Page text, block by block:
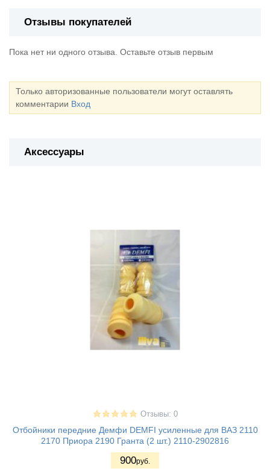
Отзывы покупателей
Пока нет ни одного отзыва. Оставьте отзыв первым
Только авторизованные пользователи могут оставлять
комментарии Вход
Аксессуары
Отзывы: 0
Отбойники передние Демфи DEMFI усиленные для ВАЗ 2110
2170 Приора 2190 Гранта (2 шт.) 2110-2902816
900руб.